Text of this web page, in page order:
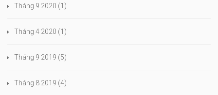
Tháng 9 2020 (1)
Tháng 4 2020 (1)
Tháng 9 2019 (5)
Tháng 8 2019 (4)